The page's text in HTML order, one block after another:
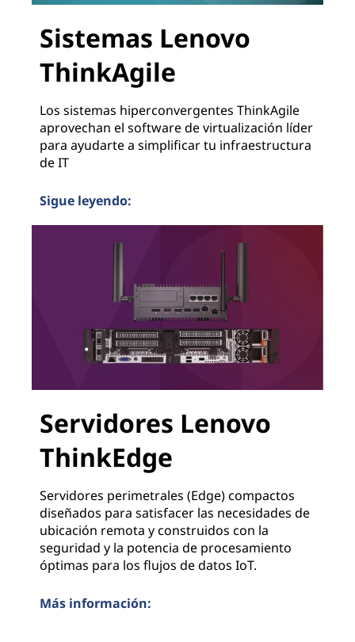
Sistemas Lenovo
ThinkAgile
Los sistemas hiperconvergentes ThinkAgile
aprovechan el software de virtualización líder
para ayudarte a simplificar tu infraestructura
de IT
Sigue leyendo:
Servidores Lenovo
ThinkEdge
Servidores perimetrales (Edge) compactos
diseñados para satisfacer las necesidades de
ubicación remota y construidos con la
seguridad y la potencia de procesamiento
óptimas para los flujos de datos IoT.
Más información: